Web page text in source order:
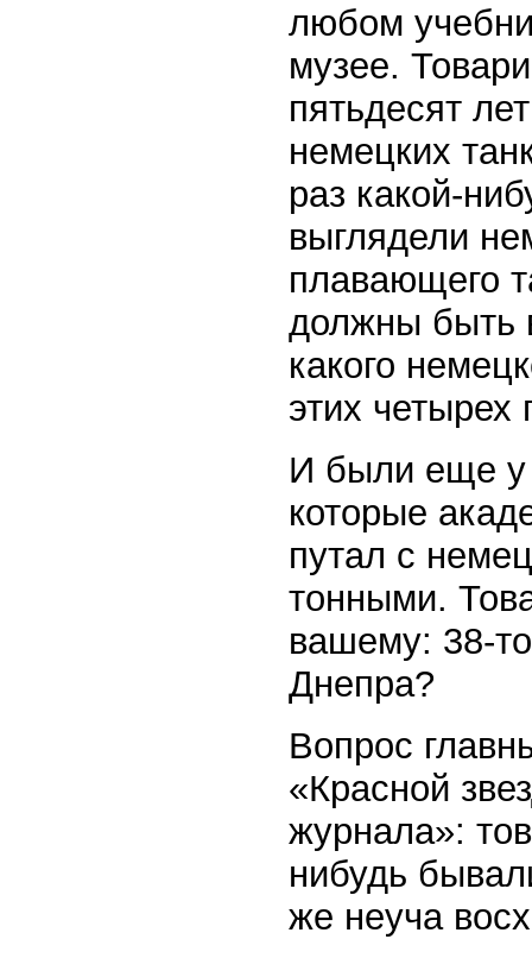
любом
музее.
пятьдесят
немецких
раз какой-
выглядели
плавающего
должны быть
какого
этих
И были еще у
которые
путал с
тонными.
вашему: 38-
Днепра?
Вопрос
«Красной
журнала»:
нибудь
же неуча